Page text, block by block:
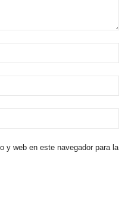
y web en este navegador para la